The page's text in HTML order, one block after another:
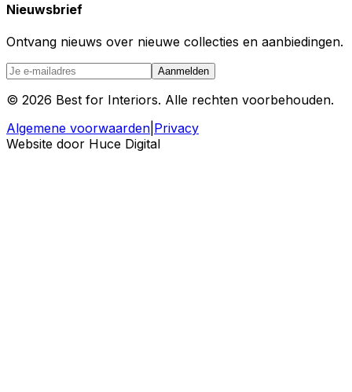
Nieuwsbrief
Ontvang nieuws over nieuwe collecties en aanbiedingen.
Aanmelden
© 2026 Best for Interiors. Alle rechten voorbehouden.
Algemene voorwaarden Privacy
Website door Huce Digital